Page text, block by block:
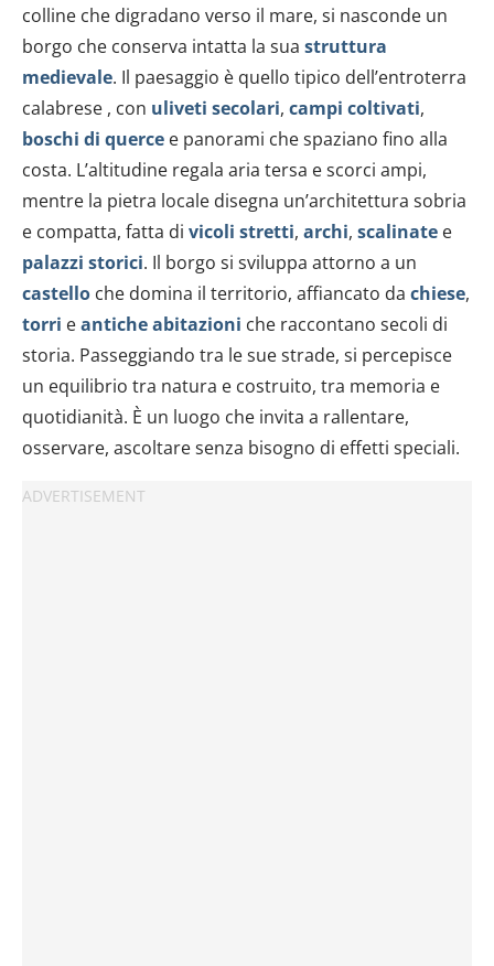
colline che digradano verso il mare, si nasconde un
borgo che conserva intatta la sua struttura
medievale. Il paesaggio è quello tipico dell’entroterra
calabrese , con uliveti secolari, campi coltivati,
boschi di querce e panorami che spaziano fino alla
costa. L’altitudine regala aria tersa e scorci ampi,
mentre la pietra locale disegna un’architettura sobria
e compatta, fatta di vicoli stretti, archi, scalinate e
palazzi storici. Il borgo si sviluppa attorno a un
castello che domina il territorio, affiancato da chiese,
torri eantiche abitazioni che raccontano secoli di
storia. Passeggiando tra le sue strade, si percepisce
un equilibrio tra natura e costruito, tra memoria e
quotidianità. È un luogo che invita a rallentare,
osservare, ascoltare senza bisogno di effetti speciali.